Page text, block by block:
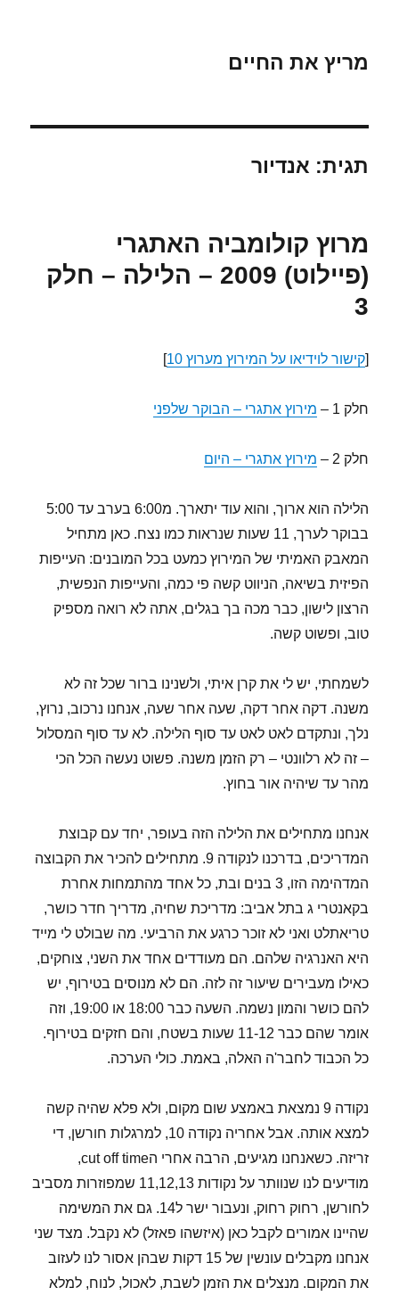
מריץ את החיים
תגית: אנדיור
מרוץ קולומביה האתגרי
(פיילוט) 2009 – הלילה – חלק
3
[קישור לוידיאו על המירוץ מערוץ 10 ]
חלק 1 – מירוץ אתגרי – הבוקר שלפני
חלק 2 – מירוץ אתגרי – היום
הלילה הוא ארוך, והוא עוד יתארך. מ6:00 בערב עד 5:00
בבוקר לערך, 11 שעות שנראות כמו נצח. כאן מתחיל
המאבק האמיתי של המירוץ כמעט בכל המובנים: העייפות
הפיזית בשיאה, הניווט קשה פי כמה, והעייפות הנפשית,
הרצון לישון, כבר מכה בך בגלים, אתה לא רואה מספיק
טוב, ופשוט קשה.
לשמחתי, יש לי את קרן איתי, ולשנינו ברור שכל זה לא
משנה. דקה אחר דקה, שעה אחר שעה, אנחנו נרכוב, נרוץ,
נלך, ונתקדם לאט לאט עד סוף הלילה. לא עד סוף המסלול
– זה לא רלוונטי – רק הזמן משנה. פשוט נעשה הכל הכי
מהר עד שיהיה אור בחוץ.
אנחנו מתחילים את הלילה הזה בעופר, יחד עם קבוצת
המדריכים, בדרכנו לנקודה 9. מתחילים להכיר את הקבוצה
המדהימה הזו, 3 בנים ובת, כל אחד מהתמחות אחרת
בקאנטרי ג בתל אביב: מדריכת שחיה, מדריך חדר כושר,
טריאתלט ואני לא זוכר כרגע את הרביעי. מה שבולט לי מייד
היא האנרגיה שלהם. הם מעודדים אחד את השני, צוחקים,
כאילו מעבירים שיעור זה לזה. הם לא מנוסים בטירוף, יש
להם כושר והמון נשמה. השעה כבר 18:00 או 19:00, וזה
אומר שהם כבר 11-12 שעות בשטח, והם חזקים בטירוף.
כל הכבוד לחבר'ה האלה, באמת. כולי הערכה.
נקודה 9 נמצאת באמצע שום מקום, ולא פלא שהיה קשה
למצא אותה. אבל אחריה נקודה 10, למרגלות חורשן, די
זריזה. כשאנחנו מגיעים, הרבה אחרי הcut off time,
מודיעים לנו שנוותר על נקודות 11,12,13 שמפוזרות מסביב
לחורשן, רחוק רחוק, ונעבור ישר ל14. גם את המשימה
שהיינו אמורים לקבל כאן (איזשהו פאזל) לא נקבל. מצד שני
אנחנו מקבלים עונשין של 15 דקות שבהן אסור לנו לעזוב
את המקום. מנצלים את הזמן לשבת, לאכול, לנוח, למלא